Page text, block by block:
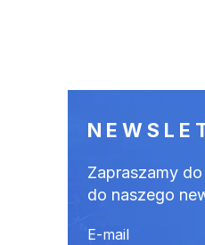
Zapraszamy
do naszego
E-mail